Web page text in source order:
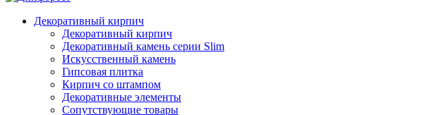
Декоративный кирпич
Декоративный кирпич
Декоративный камень серии Slim
Искусственный камень
Гипсовая плитка
Кирпич со штампом
Декоративные элементы
Сопутствующие товары